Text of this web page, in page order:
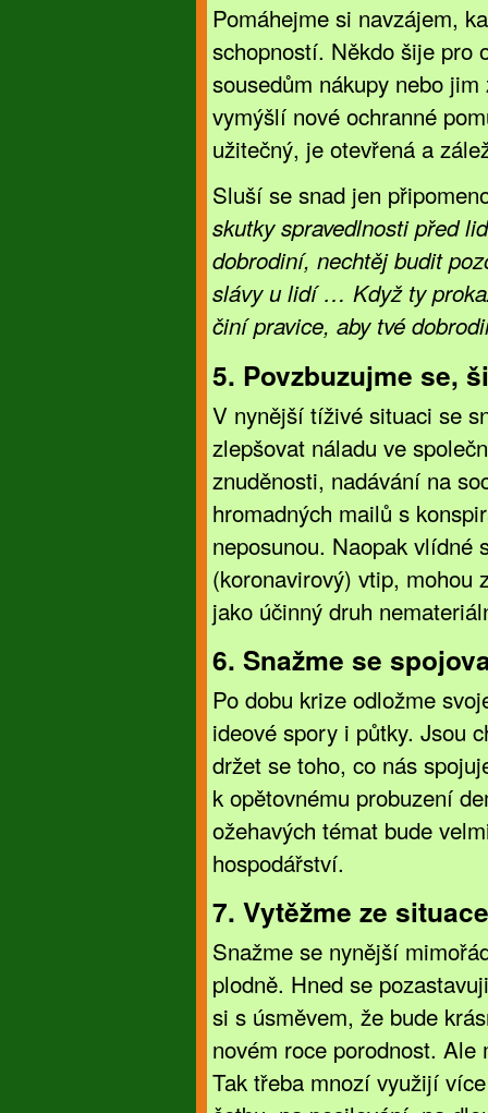
Pomáhejme si navzájem,
schopností. Někdo šije pro
sousedům nákupy nebo
vymýšlí nové ochranné
užitečný, je otevřená a
Sluší se snad jen
skutky spravedlnosti před
dobrodiní, nechtěj budit
slávy u lidí … Když ty
činí pravice, aby tvé
5. Povzbuzujme se,
V nynější tíživé situaci se
zlepšovat náladu ve
znuděnosti, nadávání na
hromadných mailů s
neposunou. Naopak vlídné
(koronavirový) vtip, mohou
jako účinný druh
6. Snažme se
Po dobu krize odložme
ideové spory i půtky. Jsou
držet se toho, co nás
k opětovnému probuzení
ožehavých témat bude
hospodářství.
7. Vytěžme ze
Snažme se nynější
plodně. Hned se
si s úsměvem, že bude
novém roce porodnost.
Tak třeba mnozí využijí